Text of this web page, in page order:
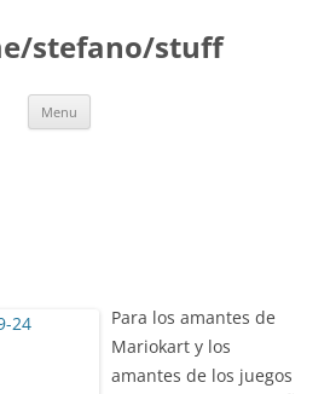
stefano/stuff
Menu
Para los amantes de
Mariokart y los
amantes de los juegos